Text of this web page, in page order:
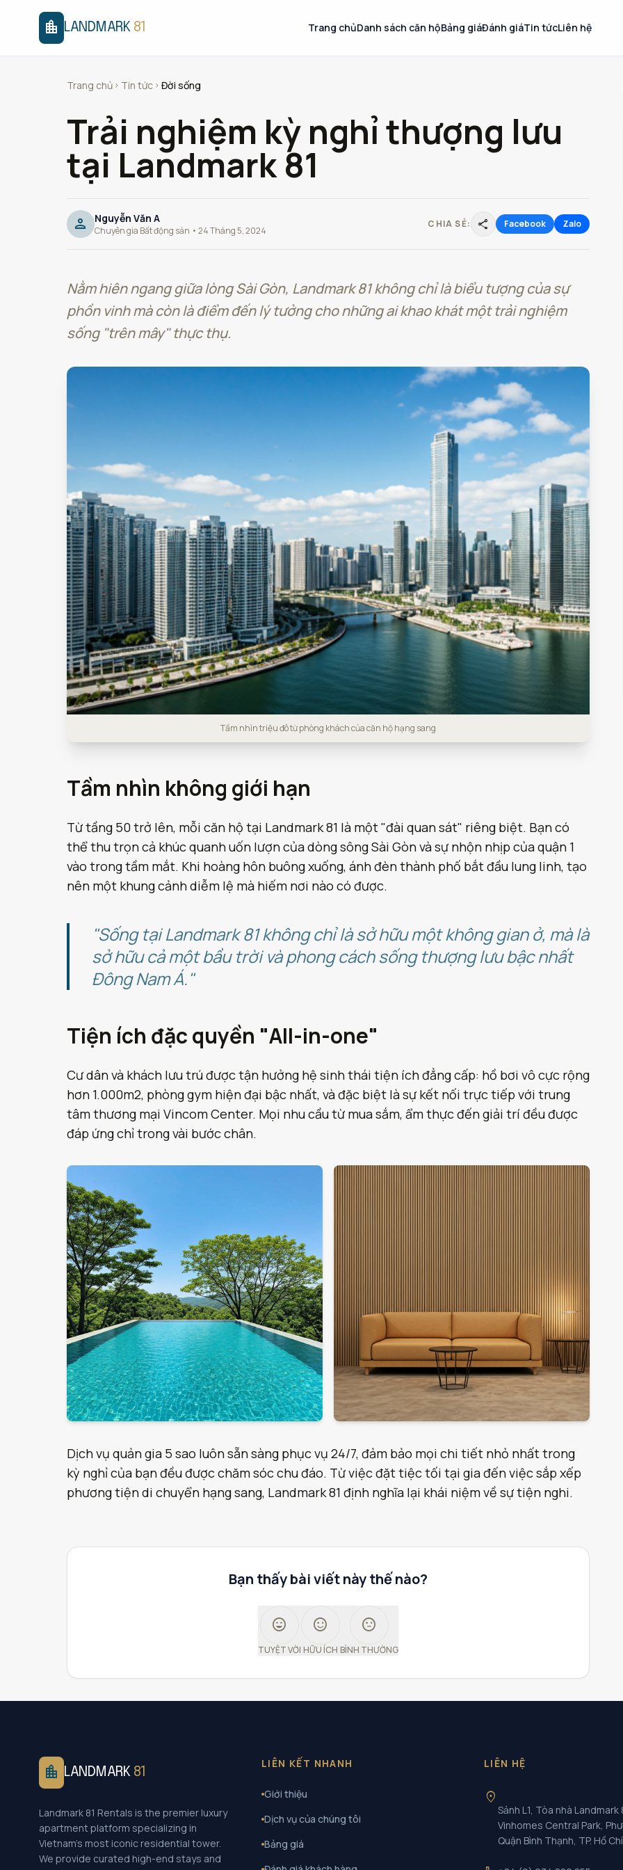
location_city LANDMARK 81 Trang chủDanh sách căn hộBảng giáĐánh giáTin tứcLiên hệ
Trang chủ chevron_right Tin tức chevron_right Đời sống
Trải nghiệm kỳ nghỉ thượng lưu
tại Landmark 81
person Nguyễn Văn A
Chuyên gia Bất động sản • 24 Tháng 5, 2024
CHIA SẺ: share Facebook Zalo
Nằm hiên ngang giữa lòng Sài Gòn, Landmark 81 không chỉ là biểu tượng của sự
phồn vinh mà còn là điểm đến lý tưởng cho những ai khao khát một trải nghiệm
sống "trên mây" thực thụ.
Tầm nhìn triệu đô từ phòng khách của căn hộ hạng sang
Tầm nhìn không giới hạn
Từ tầng 50 trở lên, mỗi căn hộ tại Landmark 81 là một "đài quan sát" riêng biệt. Bạn có
thể thu trọn cả khúc quanh uốn lượn của dòng sông Sài Gòn và sự nhộn nhịp của quận 1
vào trong tầm mắt. Khi hoàng hôn buông xuống, ánh đèn thành phố bắt đầu lung linh, tạo
nên một khung cảnh diễm lệ mà hiếm nơi nào có được.
"Sống tại Landmark 81 không chỉ là sở hữu một không gian ở, mà là
sở hữu cả một bầu trời và phong cách sống thượng lưu bậc nhất
Đông Nam Á."
Tiện ích đặc quyền "All-in-one"
Cư dân và khách lưu trú được tận hưởng hệ sinh thái tiện ích đẳng cấp: hồ bơi vô cực rộng
hơn 1.000m2, phòng gym hiện đại bậc nhất, và đặc biệt là sự kết nối trực tiếp với trung
tâm thương mại Vincom Center. Mọi nhu cầu từ mua sắm, ẩm thực đến giải trí đều được
đáp ứng chỉ trong vài bước chân.
Dịch vụ quản gia 5 sao luôn sẵn sàng phục vụ 24/7, đảm bảo mọi chi tiết nhỏ nhất trong
kỳ nghỉ của bạn đều được chăm sóc chu đáo. Từ việc đặt tiệc tối tại gia đến việc sắp xếp
phương tiện di chuyển hạng sang, Landmark 81 định nghĩa lại khái niệm về sự tiện nghi.
Bạn thấy bài viết này thế nào?
sentiment_very_satisfied
TUYỆT VỜI
sentiment_satisfied
HỮU ÍCH
sentiment_neutral
BÌNH THƯỜNG
location_city LANDMARK 81
Landmark 81 Rentals is the premier luxury
apartment platform specializing in
Vietnam's most iconic residential tower.
We provide curated high-end stays and
LIÊN KẾT NHANH
Giới thiệu
Dịch vụ của chúng tôi
Bảng giá
LIÊN HỆ
location_on
Sảnh L1, Tòa nhà Landmark
Vinhomes Central Park,
Quận Bình Thạnh, TP. Hồ